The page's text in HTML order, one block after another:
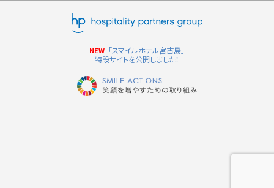
NEW 「スマイルホテル宮古島」
特設サイトを公開しました！